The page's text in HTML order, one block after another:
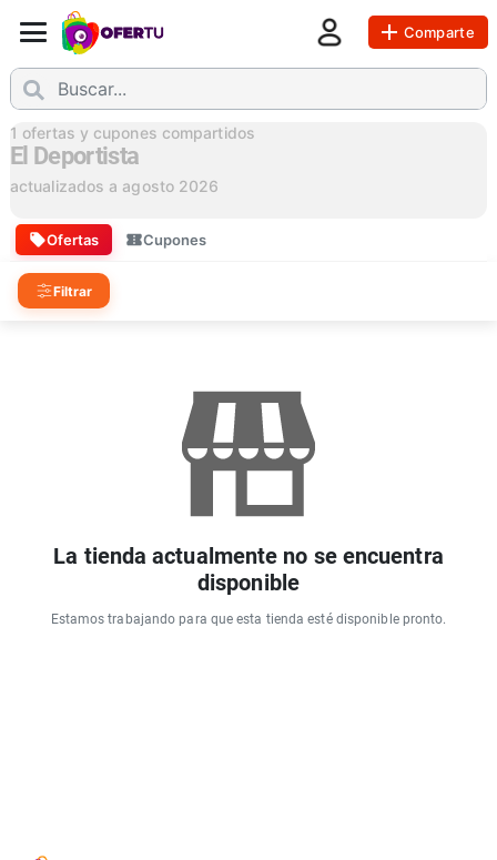
Comparte
1 ofertas y cupones compartidos
El Deportista
actualizados a agosto 2026
Ofertas Cupones
Filtrar
La tienda actualmente no se encuentra
disponible
Estamos trabajando para que esta tienda esté disponible pronto.